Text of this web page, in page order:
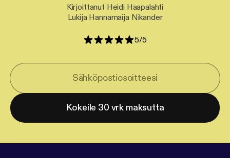
Kirjoittanut Heidi Haapalahti
Lukija Hannamaija Nikander
5/5
Kokeile 30 vrk maksutta